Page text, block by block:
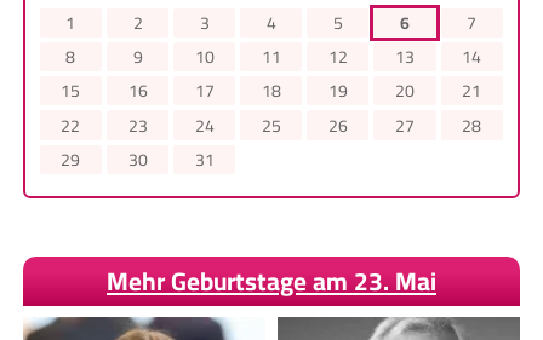
1 2 3 4 5 6
7
8
9 10 11 12 13
14
15
16 17 18 19 20
21
22
23 24 25 26 27
28
29
30 31
Mehr Geburtstage am 23. Mai